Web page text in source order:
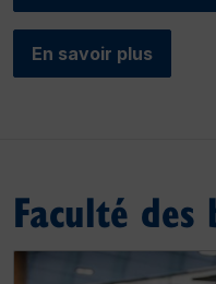
En savoir plus
Faculté des